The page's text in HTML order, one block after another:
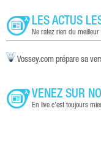
LES ACTUS
Ne ratez rien du meilleur
Vossey.com prépare sa
VENEZ SUR
En live c'est toujours